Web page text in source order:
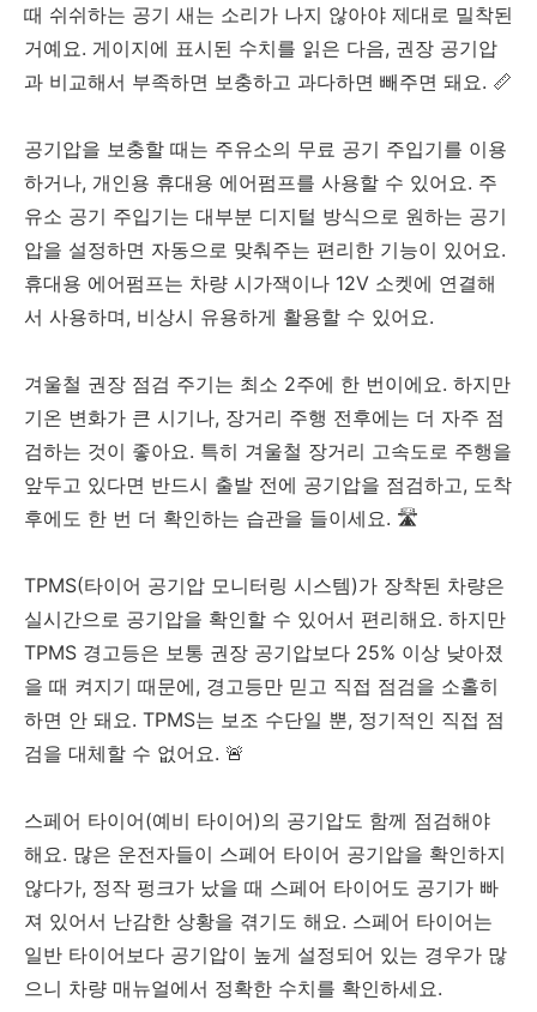
때 쉬쉬하는 공기 새는 소리가 나지 않아야 제대로 밀착된
거예요. 게이지에 표시된 수치를 읽은 다음, 권장 공기압
과 비교해서 부족하면 보충하고 과다하면 빼주면 돼요. 📏
공기압을 보충할 때는 주유소의 무료 공기 주입기를 이용
하거나, 개인용 휴대용 에어펌프를 사용할 수 있어요. 주
유소 공기 주입기는 대부분 디지털 방식으로 원하는 공기
압을 설정하면 자동으로 맞춰주는 편리한 기능이 있어요.
휴대용 에어펌프는 차량 시가잭이나 12V 소켓에 연결해
서 사용하며, 비상시 유용하게 활용할 수 있어요.
겨울철 권장 점검 주기는 최소 2주에 한 번이에요. 하지만
기온 변화가 큰 시기나, 장거리 주행 전후에는 더 자주 점
검하는 것이 좋아요. 특히 겨울철 장거리 고속도로 주행을
앞두고 있다면 반드시 출발 전에 공기압을 점검하고, 도착
후에도 한 번 더 확인하는 습관을 들이세요. 🛣️
TPMS(타이어 공기압 모니터링 시스템)가 장착된 차량은
실시간으로 공기압을 확인할 수 있어서 편리해요. 하지만
TPMS 경고등은 보통 권장 공기압보다 25% 이상 낮아졌
을 때 켜지기 때문에, 경고등만 믿고 직접 점검을 소홀히
하면 안 돼요. TPMS는 보조 수단일 뿐, 정기적인 직접 점
검을 대체할 수 없어요. 🚨
스페어 타이어(예비 타이어)의 공기압도 함께 점검해야
해요. 많은 운전자들이 스페어 타이어 공기압을 확인하지
않다가, 정작 펑크가 났을 때 스페어 타이어도 공기가 빠
져 있어서 난감한 상황을 겪기도 해요. 스페어 타이어는
일반 타이어보다 공기압이 높게 설정되어 있는 경우가 많
으니 차량 매뉴얼에서 정확한 수치를 확인하세요.